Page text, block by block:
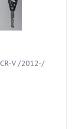
V /2012-/